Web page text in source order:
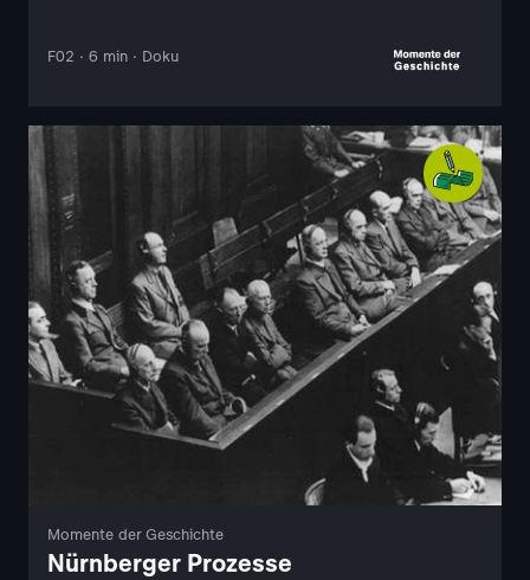
F02 · 6 min · Doku
Momente der Geschichte
Nürnberger Prozesse